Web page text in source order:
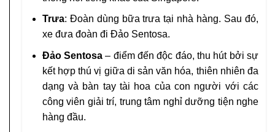
Trưa: Đoàn dùng bữa trưa tại nhà hàng. Sau đó,
xe đưa đoàn đi Đảo Sentosa.
Đảo Sentosa– điểm đến độc đáo, thu hút bởi sự
kết hợp thú vị giữa di sản văn hóa, thiên nhiên đa
dạng và bàn tay tài hoa của con người với các
công viên giải trí, trung tâm nghỉ dưỡng tiện nghe
hàng đầu.